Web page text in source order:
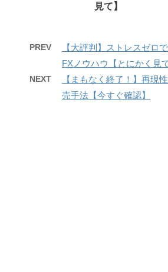
見て】
PREV
【大評判】ストレスゼロ
FXノウハウ【とにかく見て
NEXT
【まもなく終了！】再現
売手法【今すぐ確認】